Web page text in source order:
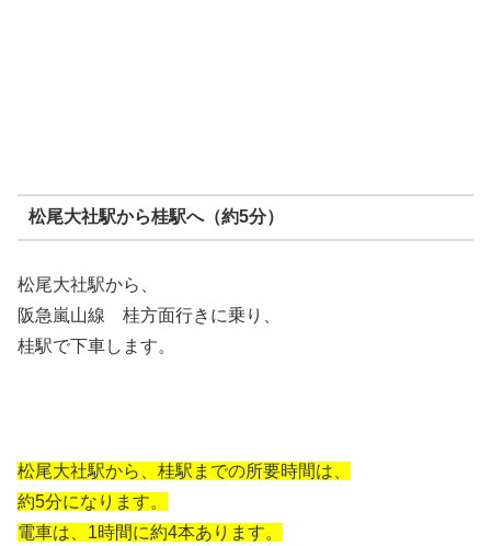
松尾大社駅から桂駅へ（約5分）
松尾大社駅から、
阪急嵐山線 桂方面行きに乗り、
桂駅で下車します。
松尾大社駅から、桂駅までの所要時間は、
約5分になります。
電車は、1時間に約4本あります。